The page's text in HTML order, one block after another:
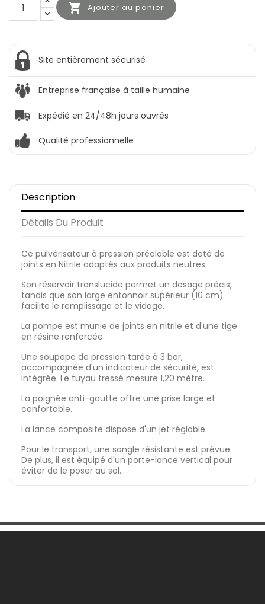
 Ajouter au panier
Site entièrement sécurisé
Entreprise française à taille humaine
Expédié en 24/48h jours ouvrés
Qualité professionnelle
Description
Détails Du Produit
Ce pulvérisateur à pression préalable est doté de
joints en Nitrile adaptés aux produits neutres.
Son réservoir translucide permet un dosage précis,
tandis que son large entonnoir supérieur (10 cm)
facilite le remplissage et le vidage.
La pompe est munie de joints en nitrile et d'une tige
en résine renforcée.
Une soupape de pression tarée à 3 bar,
accompagnée d'un indicateur de sécurité, est
intégrée. Le tuyau tressé mesure 1,20 mètre.
La poignée anti-goutte offre une prise large et
confortable.
La lance composite dispose d'un jet réglable.
Pour le transport, une sangle résistante est prévue.
De plus, il est équipé d'un porte-lance vertical pour
éviter de le poser au sol.